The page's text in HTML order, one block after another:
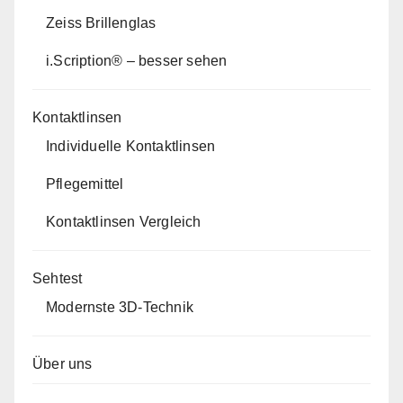
Zeiss Brillenglas
i.Scription® – besser sehen
Kontaktlinsen
Individuelle Kontaktlinsen
Pflegemittel
Kontaktlinsen Vergleich
Sehtest
Modernste 3D-Technik
Über uns